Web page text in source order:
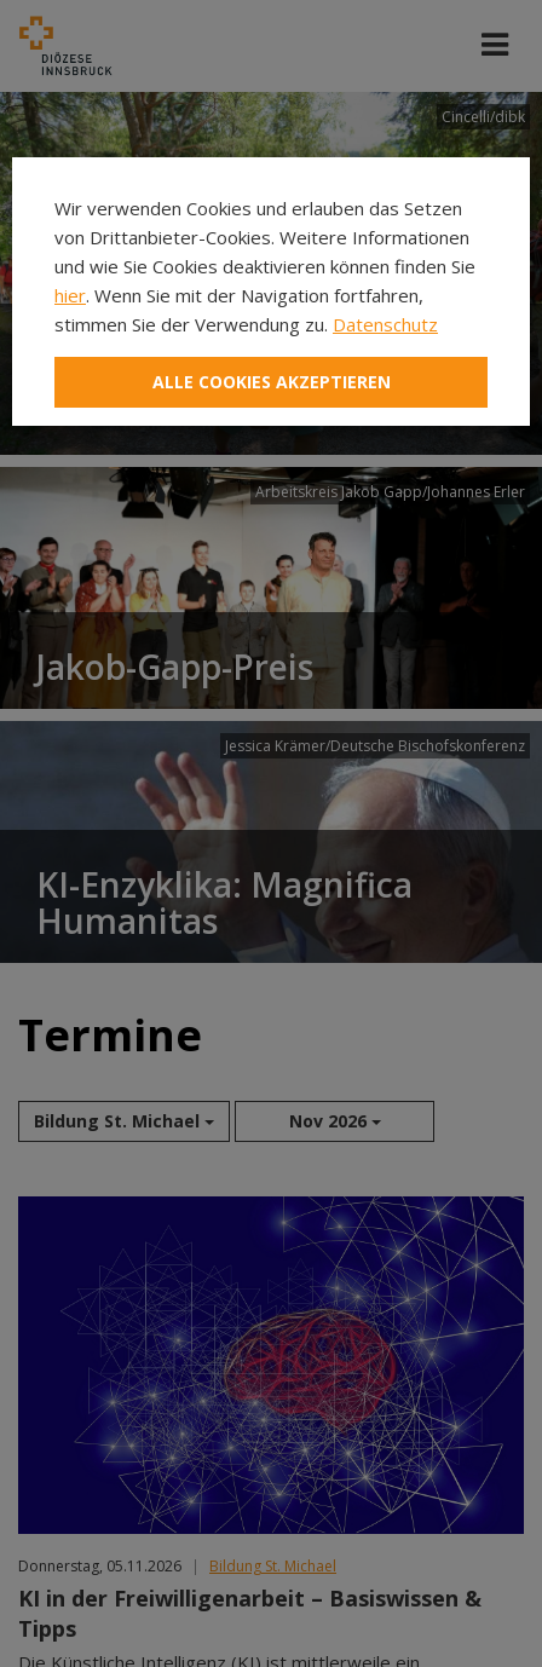
Cincelli/dibk
Neuer Pilgerweg Via
Laudato si’
Arbeitskreis Jakob Gapp/Johannes Erler
Jakob-Gapp-Preis
Jessica Krämer/Deutsche Bischofskonferenz
KI-Enzyklika: Magnifica
Humanitas
Termine
Bildung St. Michael Nov 2026
Aug 2026
Sep 2026
Okt 2026
Nov 2026
Dez 2026
Jan 2027
Feb 2027
Mär 2027
Apr 2027
Mai 2027
Jun 2027
Donnerstag, 05.11.2026 | Bildung St. Michael
KI in der Freiwilligenarbeit – Basiswissen &
Tipps
Die Künstliche Intelligenz (KI) ist mittlerweile ein
Wir verwenden Cookies und erlauben das Setzen
von Drittanbieter-Cookies. Weitere Informationen
und wie Sie Cookies deaktivieren können finden Sie
hier. Wenn Sie mit der Navigation fortfahren,
stimmen Sie der Verwendung zu. Datenschutz
ALLE COOKIES AKZEPTIEREN